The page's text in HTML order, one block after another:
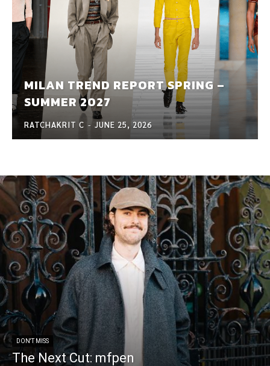
MILAN TREND REPORT SPRING –
SUMMER 2027
RATCHAKRIT C - JUNE 25, 2026
DON'T MISS
The Next Cut: mfpen